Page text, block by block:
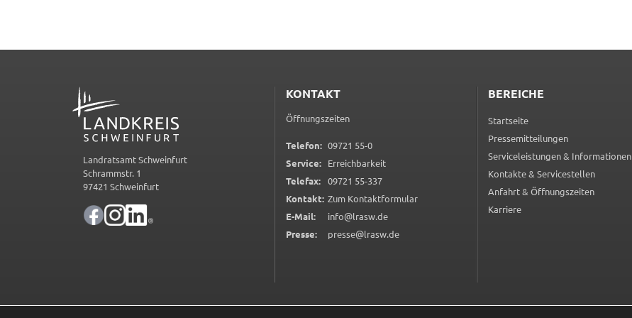
ADRESSE
Landratsamt Schweinfurt
Schrammstr. 1
97421 Schweinfurt
KONTAKT
Öffnungszeiten
Telefon: 09721 55-00 9 7 2 1 5 5 0
Service: Erreichbarkeit
Telefax: 09721 55-3370 9 7 2 1 5 5 3 3 7
Kontakt: Zum Kontaktformular(öffnet in neuem Tab)
E-Mail:
info@lrasw.de
Presse:
presse@lrasw.de
BEREICHE
Startseite
Pressemitteilungen
Serviceleistungen & Informationen
Kontakte & Servicestellen
Anfahrt & Öffnungszeiten
Karriere
Name: fe_typo_user
Zweck:
Cookie Laufzeit: Session
Barrierefreiheit
Anbieter: Landratsamt Schweinfurt